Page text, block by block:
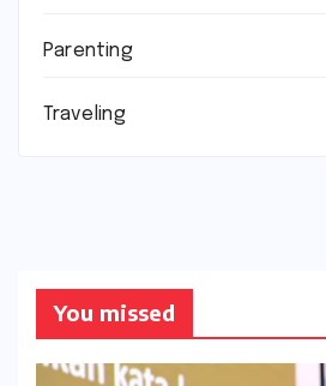
Parenting
Traveling
You missed